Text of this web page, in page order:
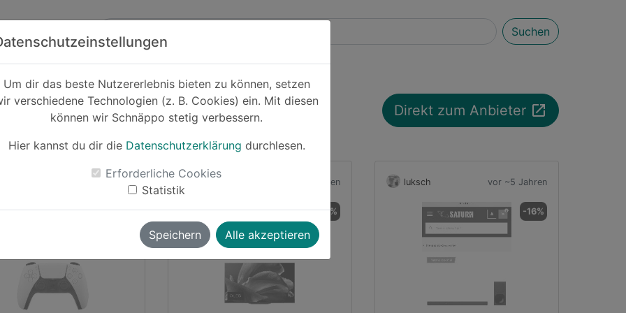
Um dir das beste Nutzererlebnis bieten zu können, setzen
verschiedene Technologien (z. B. Cookies) ein. Mit diesen
können wir Schnäppo stetig verbessern.
Hier kannst du dir die Datenschutzerklärung durchlesen.
Erforderliche Cookies
Statistik
Speichern Alle akzeptieren
Suchen
Direkt zum Anbieter launch
-13%
vor ~5 Jahren
-9%
luksch vor ~5 Jahren
-16%